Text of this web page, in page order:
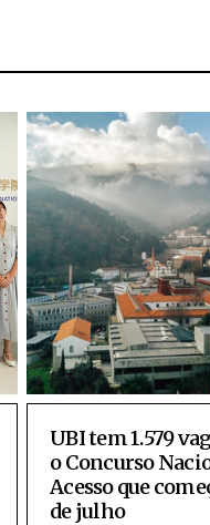
UBI tem 1.579
o Concurso
Acesso que
de julho